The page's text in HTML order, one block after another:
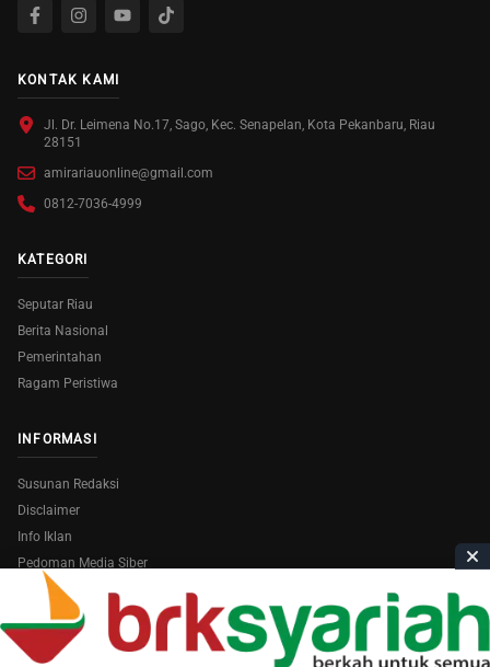
KONTAK KAMI
Jl. Dr. Leimena No.17, Sago, Kec. Senapelan, Kota Pekanbaru, Riau
28151
amirariauonline@gmail.com
0812-7036-4999
KATEGORI
Seputar Riau
Berita Nasional
Pemerintahan
Ragam Peristiwa
INFORMASI
Susunan Redaksi
Disclaimer
Info Iklan
Pedoman Media Siber
Copyright © 2026 AmiraRiau.com . All Rights Reserved.